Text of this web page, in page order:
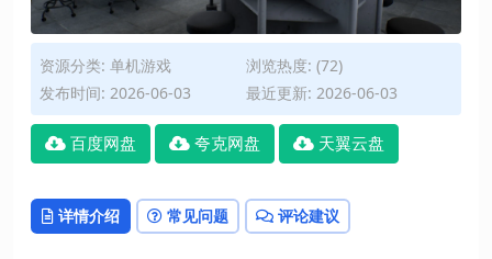
资源分类: 单机游戏
浏览热度: (72)
发布时间: 2026-06-03
最近更新: 2026-06-03
百度网盘 夸克网盘 天翼云盘
详情介绍 常见问题 评论建议